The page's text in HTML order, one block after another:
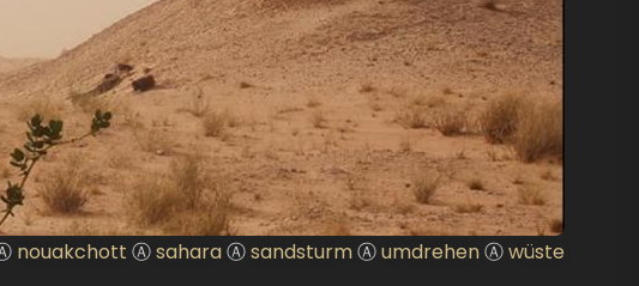
nouakchott ⒶsaharaⒶsandsturmⒶumdrehenⒶwüste